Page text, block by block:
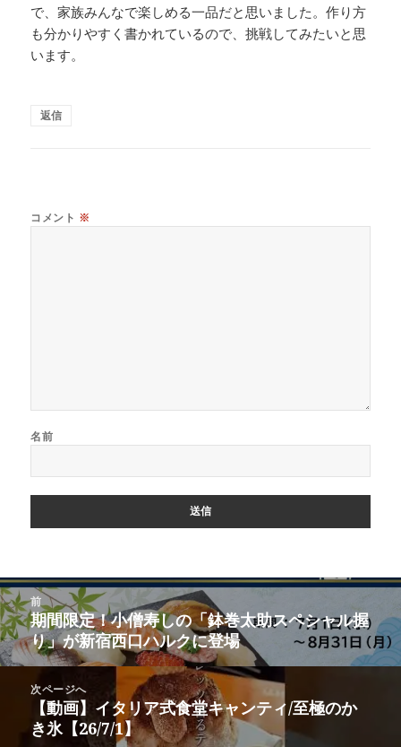
で、家族みんなで楽しめる一品だと思いました。作り方
も分かりやすく書かれているので、挑戦してみたいと思
います。
返信
コメント ※
名前
投
稿
ナ
ビ
前
前
の
投
稿:
期間限定！小僧寿しの「鉢巻太助スペシャル握
り」が新宿西口ハルクに登場
次ページへ
次
の
【動画】イタリア式食堂キャンティ/至極のか
き氷【26/7/1】